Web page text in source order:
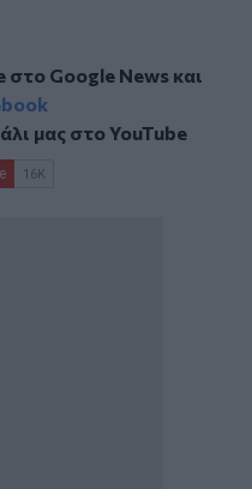
στο Google Newsκαι
μας στοYouTube